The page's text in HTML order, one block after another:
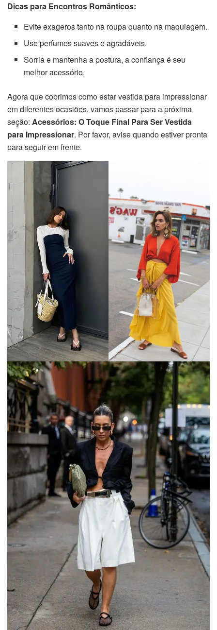
Dicas para Encontros Românticos:
Evite exageros tanto na roupa quanto na maquiagem.
Use perfumes suaves e agradáveis.
Sorria e mantenha a postura, a confiança é seu
melhor acessório.
Agora que cobrimos como estar vestida para impressionar
em diferentes ocasiões, vamos passar para a próxima
seção: Acessórios: O Toque Final Para Ser Vestida
para Impressionar. Por favor, avise quando estiver pronta
para seguir em frente.